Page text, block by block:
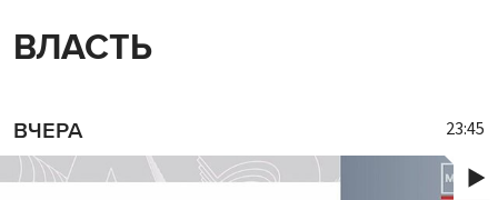
ВЛАСТЬ
ВЧЕРА 23:45